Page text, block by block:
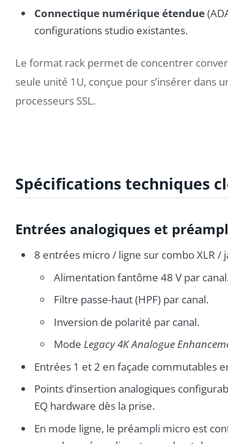
Connectique numérique étendue
configurations studio existantes.
Le format rack permet de concentrer
seule unité 1U, conçue pour s’insérer dans
processeurs SSL.
Spécifications techniques
Entrées analogiques et
8 entrées micro / ligne sur combo XLR /
Alimentation fantôme 48 V par
Filtre passe-haut (HPF) par canal.
Inversion de polarité par canal.
Mode Legacy 4K Analogue
Entrées 1 et 2 en façade commutables
Points d’insertion analogiques
EQ hardware dès la prise.
En mode ligne, le préampli micro est